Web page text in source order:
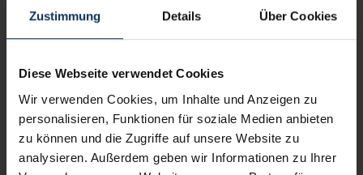
Zustimmung Details Über Cookies
Diese Webseite verwendet Cookies
Wir verwenden Cookies, um Inhalte und Anzeigen zu
personalisieren, Funktionen für soziale Medien anbieten
zu können und die Zugriffe auf unsere Website zu
analysieren. Außerdem geben wir Informationen zu Ihrer
umgeben von einem Tal mit Vegetation, die die
in das atemberaubende Panorama der
italienischen Alpen, ermöglicht die 6-spurige
Strecke den Läufern, auf einer Höhe von 1.816
Metern über dem Meeresspiegel zu trainieren,